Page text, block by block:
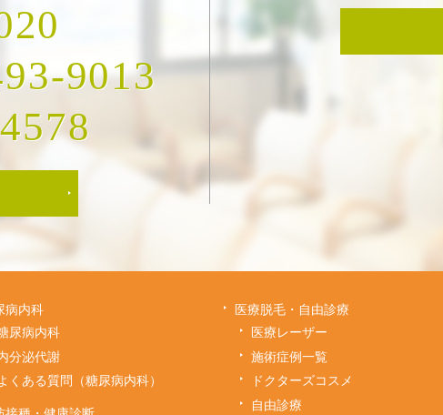
9013
病内科
尿病内科
分泌代謝
くある質問（糖尿病内科）
医療脱毛・自由診療
医療レーザー
施術症例一覧
ドクターズコスメ
自由診療